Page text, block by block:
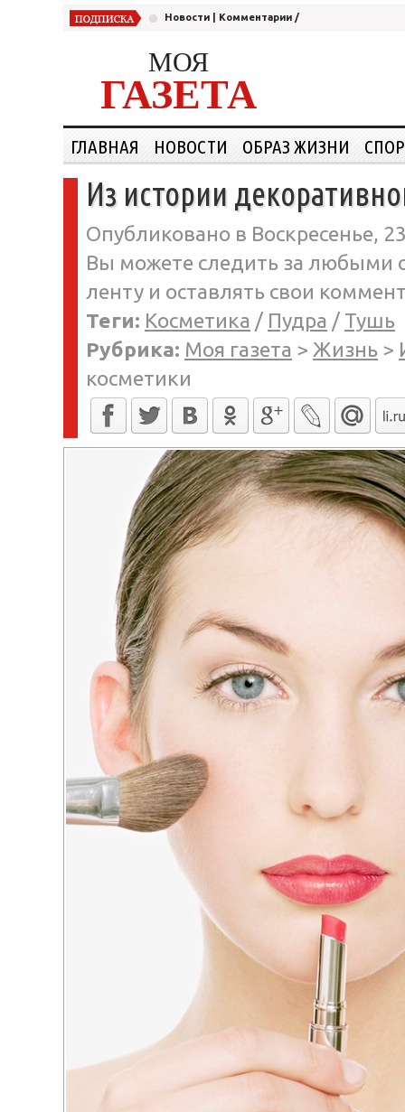
Новости Комментарии /
МОЯ
ГАЗЕТА
ГЛАВНАЯ НОВОСТИ ОБРАЗ ЖИЗНИ
Из истории
Опубликовано в Воскресенье,
Вы можете следить за любыми
ленту и оставлять свои
Теги: Косметика / Пудра / Тушь
Рубрика: Моя газета > Жизнь >
косметики